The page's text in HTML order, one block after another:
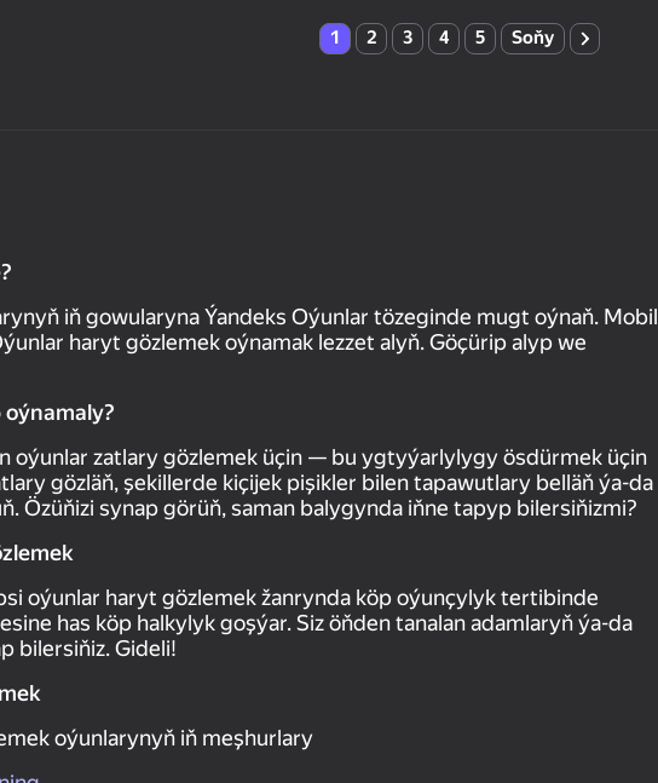
1 2 3 4 5 Soňy
iň gowularyna Ýandeks Oýunlar tözeginde mugt oýnaň. Mobil
haryt gözlemek oýnamak lezzet alyň. Göçürip alyp we
oýunlar zatlary gözlemek üçin — bu ygtyýarlylygy ösdürmek üçin
gözläň, şekillerde kiçijek pişikler bilen tapawutlary belläň ýa-da
Özüňizi synap görüň, saman balygynda iňne tapyp bilersiňizmi?
oýunlar haryt gözlemek žanrynda köp oýunçylyk tertibinde
has köp halkylyk goşýar. Siz öňden tanalan adamlaryň ýa-da
bilersiňiz. Gideli!
oýunlarynyň iň meşhurlary